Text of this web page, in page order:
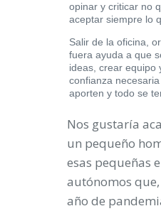
opinar y criticar no
aceptar siempre lo
Salir de la oficina,
fuera ayuda a que
ideas, crear equipo
confianza
aporten y todo se
Nos gustaría
un pequeño
esas pequeñas
autónomos
año de